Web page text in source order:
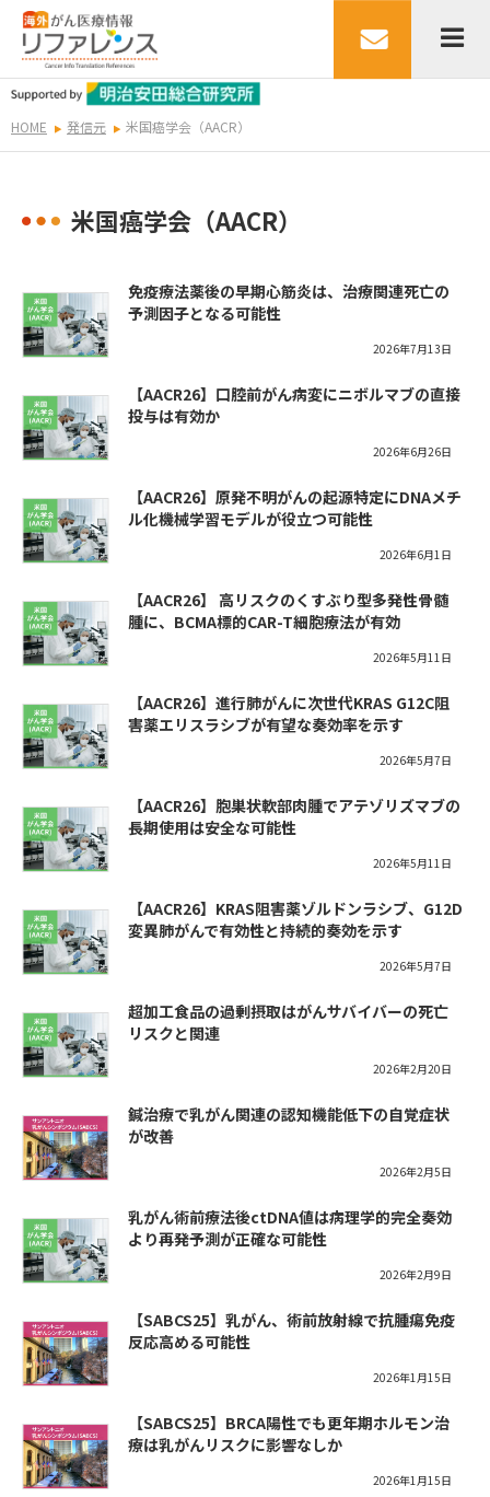
HOME 発信元 米国癌学会（AACR）
米国癌学会（AACR）
免疫療法薬後の早期心筋炎は、治療関連死亡の
予測因子となる可能性
2026年7月13日
【AACR26】口腔前がん病変にニボルマブの直接
投与は有効か
2026年6月26日
【AACR26】原発不明がんの起源特定にDNAメチ
ル化機械学習モデルが役立つ可能性
2026年6月1日
【AACR26】 高リスクのくすぶり型多発性骨髄
腫に、BCMA標的CAR-T細胞療法が有効
2026年5月11日
【AACR26】進行肺がんに次世代KRAS G12C阻
害薬エリスラシブが有望な奏効率を示す
2026年5月7日
【AACR26】胞巣状軟部肉腫でアテゾリズマブの
長期使用は安全な可能性
2026年5月11日
【AACR26】KRAS阻害薬ゾルドンラシブ、G12D
変異肺がんで有効性と持続的奏効を示す
2026年5月7日
超加工食品の過剰摂取はがんサバイバーの死亡
リスクと関連
2026年2月20日
鍼治療で乳がん関連の認知機能低下の自覚症状
が改善
2026年2月5日
乳がん術前療法後ctDNA値は病理学的完全奏効
より再発予測が正確な可能性
2026年2月9日
【SABCS25】乳がん、術前放射線で抗腫瘍免疫
反応高める可能性
2026年1月15日
【SABCS25】BRCA陽性でも更年期ホルモン治
療は乳がんリスクに影響なしか
2026年1月15日